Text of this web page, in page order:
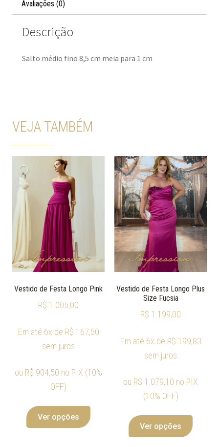
Avaliações (0)
Descrição
Salto médio fino 8,5 cm meia para 1 cm
VEJA TAMBÉM
Vestido de Festa Longo Pink
R$ 1.005,00
Em até 6x de R$ 167,50
sem juros
ou R$ 904,50 no PIX (10%
OFF)
Ver opções
Vestido de Festa Longo Plus
Size Fucsia
R$ 1.199,00
Em até 6x de R$ 199,83
sem juros
ou R$ 1.079,10 no PIX
(10% OFF)
Ver opções